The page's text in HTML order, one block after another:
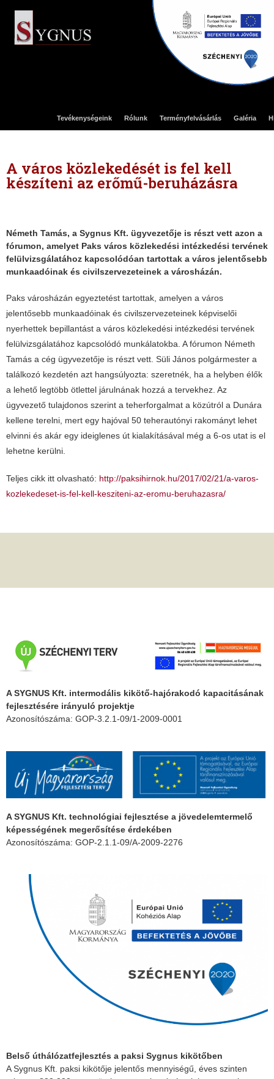
Tevékenységeink Rólunk Terményfelvásárlás Galéria
A város közlekedését is fel kell
készíteni az erőmű-beruházásra
Németh Tamás, a Sygnus Kft. ügyvezetője is részt vett azon a
fórumon, amelyet Paks város közlekedési intézkedési tervének
felülvizsgálatához kapcsolódóan tartottak a város jelentősebb
munkaadóinak és civilszervezeteinek a városházán.
Paks városházán egyeztetést tartottak, amelyen a város
jelentősebb munkaadóinak és civilszervezeteinek képviselői
nyerhettek bepillantást a város közlekedési intézkedési tervének
felülvizsgálatához kapcsolódó munkálatokba. A fórumon Németh
Tamás a cég ügyvezetője is részt vett. Süli János polgármester a
találkozó kezdetén azt hangsúlyozta: szeretnék, ha a helyben élők
a lehető legtöbb ötlettel járulnának hozzá a tervekhez. Az
ügyvezető tulajdonos szerint a teherforgalmat a közútról a Dunára
kellene terelni, mert egy hajóval 50 teherautónyi rakományt lehet
elvinni és akár egy ideiglenes út kialakításával még a 6-os utat is el
lehetne kerülni.
Teljes cikk itt olvasható: http://paksihirnok.hu/2017/02/21/a-varos-
kozlekedeset-is-fel-kell-kesziteni-az-eromu-beruhazasra/
A SYGNUS Kft. intermodális kikötő-hajórakodó kapacitásának
fejlesztésére irányuló projektje
Azonosítószáma: GOP-3.2.1-09/1-2009-0001
A SYGNUS Kft. technológiai fejlesztése a jövedelemtermelő
képességének megerősítése érdekében
Azonosítószáma: GOP-2.1.1-09/A-2009-2276
Belső úthálózatfejlesztés a paksi Sygnus kikötőben
A Sygnus Kft. paksi kikötője jelentős mennyiségű, éves szinten